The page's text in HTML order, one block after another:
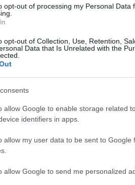
opt-out of processing my Personal Data
opt-out of Collection, Use, Retention,
Data that Is Unrelated with the
allow Google to enable storage related
identifiers in apps.
allow my user data to be sent to Google
allow Google to send me personalized
sue conseguenze
questo progetto legislativo è
a un elenco di razze canine
A differenza di una
prevenendo situazioni di
inclusi in questa lista non
di loro non possiedono un
Cinofilia Italiana (E.N.C.I.).
e cani
di cani appartenenti a